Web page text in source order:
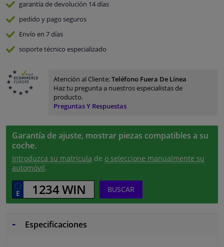
garantía de devolución 14 días
pedido y pago seguros
Envío en 7 días
soporte técnico especializado
Atención al Cliente:Teléfono Fuera De Línea
Haz tu pregunta a nuestros especialistas de
producto.
Preguntas Y Respuestas
Garantía de ajuste, mostrar piezas compatibles a su
coche.
Introduzca su matrícula de o seleccione manualmente su
automóvil.
BUSCAR
Especificaciones